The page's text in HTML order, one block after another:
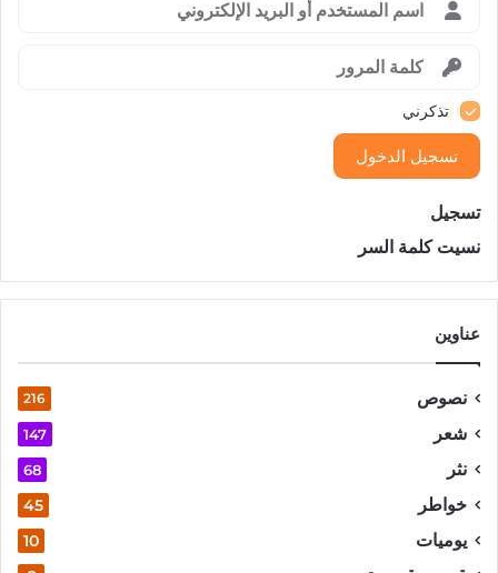
تذكرني
تسجيل الدخول
تسجيل
نسيت كلمة السر
عناوين
نصوص 216
شعر 147
نثر 68
خواطر 45
يوميات 10